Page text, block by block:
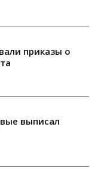
приказы о
выписал